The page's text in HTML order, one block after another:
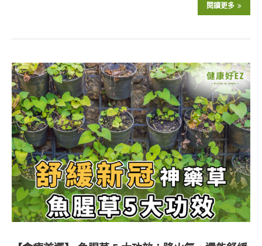
閱讀更多